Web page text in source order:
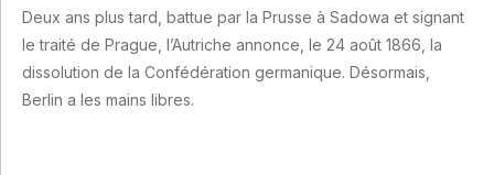
Deux ans plus tard, battue par la Prusse à Sadowa et signant
le traité de Prague, l’Autriche annonce, le 24 août 1866, la
dissolution de la Confédération germanique. Désormais,
Berlin a les mains libres.